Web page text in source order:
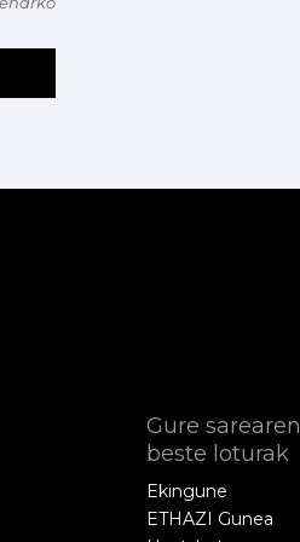
Gure sarearen
beste loturak
Ekingune
ETHAZI Gunea